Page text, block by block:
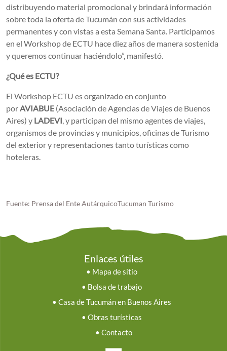
distribuyendo material promocional y brindará información
sobre toda la oferta de Tucumán con sus actividades
permanentes y con vistas a esta Semana Santa. Participamos
en el Workshop de ECTU hace diez años de manera sostenida
y queremos continuar haciéndolo”, manifestó.
¿Qué es ECTU?
El Workshop ECTU es organizado en conjunto
porAVIABUE (Asociación de Agencias de Viajes de Buenos
Aires) y LADEVI, y participan del mismo agentes de viajes,
organismos de provincias y municipios, oficinas de Turismo
del exterior y representaciones tanto turísticas como
hoteleras.
Fuente: Prensa del Ente AutárquicoTucuman Turismo
Enlaces útiles
• Mapa de sitio
• Bolsa de trabajo
• Casa de Tucumán en Buenos Aires
• Obras turísticas
• Contacto